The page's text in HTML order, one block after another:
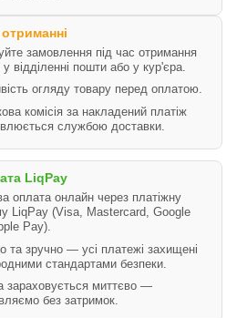
замовлення під час отримання
у відділенні пошти або у кур'єра.
огляду товару перед оплатою.
комісія за накладений платіж
службою доставки.
LiqPay
оплата онлайн через платіжну
LiqPay (Visa, Mastercard, Google
Pay).
та зручно — усі платежі захищені
стандартами безпеки.
зараховується миттєво —
без затримок.